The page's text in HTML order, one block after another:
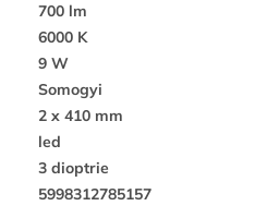
700 lm
6000 K
9 W
Somogyi
2 x 410 mm
led
3 dioptrie
5998312785157